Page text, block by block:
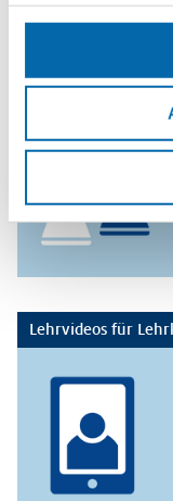
verfolgen.
Planspiele
Lehrvideos für